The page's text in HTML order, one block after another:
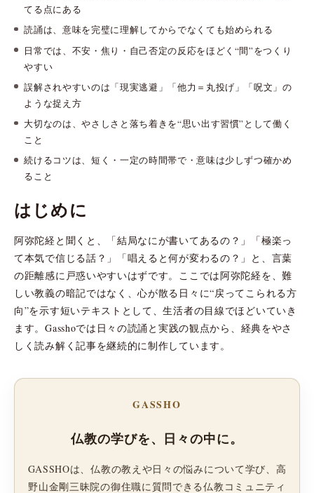
てる点にある
読誦は、意味を完璧に理解してからでなくても始められる
日常では、不安・焦り・自己否定の反応をほどく“間”をつくり
やすい
誤解されやすいのは「現実逃避」「他力＝丸投げ」「呪文」の
ような捉え方
大切なのは、やさしさと落ち着きを“思い出す習慣”として働く
こと
続けるコツは、短く・一定の時間帯で・意味は少しずつ確かめ
ること
はじめに
阿弥陀経と聞くと、「結局なにが書いてあるの？」「極楽っ
て本気で信じる話？」「唱えると何が変わるの？」と、言葉
の距離感に戸惑いやすいはずです。ここでは阿弥陀経を、難
しい教義の暗記ではなく、心が散る日々に“戻ってこられる方
向”を示す短いテキストとして、生活者の目線でほどいていき
ます。Gasshoでは日々の読誦と実践の観点から、経典をやさ
しく読み解く記事を継続的に制作しています。
GASSHO
仏教の学びを、日々の中に。
GASSHOは、仏教の教えや日々の悩みについて学び、高
野山金剛三昧院の御住職に質問できる仏教コミュニティ